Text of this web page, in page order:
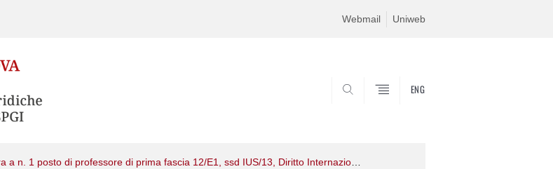
Webmail Uniweb
ENG
Procedura a n. 1 posto di professore di prima fascia 12/E1, ssd IUS/13, Diritto Internazionale - Dipartimento SPGI